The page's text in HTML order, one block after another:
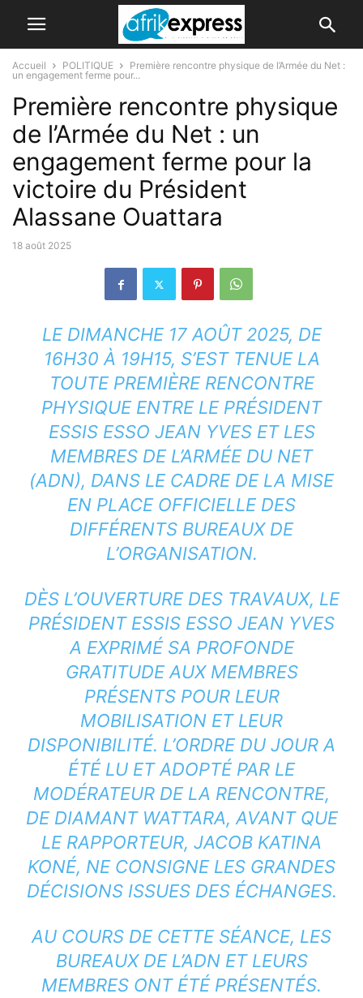
Accueil POLITIQUE
Première rencontre physique de l’Armée du Net :
un engagement ferme pour...
Première rencontre physique
de l’Armée du Net : un
engagement ferme pour la
victoire du Président
Alassane Ouattara
18 août 2025
LE DIMANCHE 17 AOÛT 2025, DE
16H30 À 19H15, S’EST TENUE LA
TOUTE PREMIÈRE RENCONTRE
PHYSIQUE ENTRE LE PRÉSIDENT
ESSIS ESSO JEAN YVES ET LES
MEMBRES DE L’ARMÉE DU NET
(ADN), DANS LE CADRE DE LA MISE
EN PLACE OFFICIELLE DES
DIFFÉRENTS BUREAUX DE
L’ORGANISATION.
DÈS L’OUVERTURE DES TRAVAUX, LE
PRÉSIDENT ESSIS ESSO JEAN YVES
A EXPRIMÉ SA PROFONDE
GRATITUDE AUX MEMBRES
PRÉSENTS POUR LEUR
MOBILISATION ET LEUR
DISPONIBILITÉ. L’ORDRE DU JOUR A
ÉTÉ LU ET ADOPTÉ PAR LE
MODÉRATEUR DE LA RENCONTRE,
DE DIAMANT WATTARA, AVANT QUE
LE RAPPORTEUR, JACOB KATINA
KONÉ, NE CONSIGNE LES GRANDES
DÉCISIONS ISSUES DES ÉCHANGES.
AU COURS DE CETTE SÉANCE, LES
BUREAUX DE L’ADN ET LEURS
MEMBRES ONT ÉTÉ PRÉSENTÉS.